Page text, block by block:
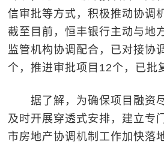
信审批等方式，积极推动协调
截至目前，恒丰银行主动与地
监管机构协调配合，已对接协
个，推进审批项目12个，已批
据了解，为确保项目融资
及时开展穿透式安排，建立专
市房地产协调机制工作加快落